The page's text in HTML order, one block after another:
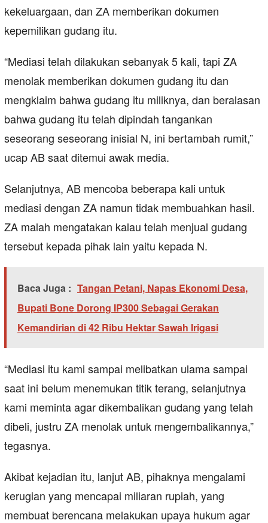
kekeluargaan, dan ZA memberikan dokumen
kepemilikan gudang itu.
“Mediasi telah dilakukan sebanyak 5 kali, tapi ZA
menolak memberikan dokumen gudang itu dan
mengklaim bahwa gudang itu miliknya, dan beralasan
bahwa gudang itu telah dipindah tangankan
seseorang seseorang inisial N, ini bertambah rumit,”
ucap AB saat ditemui awak media.
Selanjutnya, AB mencoba beberapa kali untuk
mediasi dengan ZA namun tidak membuahkan hasil.
ZA malah mengatakan kalau telah menjual gudang
tersebut kepada pihak lain yaitu kepada N.
Baca Juga : Tangan Petani, Napas Ekonomi Desa,
Bupati Bone Dorong IP300 Sebagai Gerakan
Kemandirian di 42 Ribu Hektar Sawah Irigasi
“Mediasi itu kami sampai melibatkan ulama sampai
saat ini belum menemukan titik terang, selanjutnya
kami meminta agar dikembalikan gudang yang telah
dibeli, justru ZA menolak untuk mengembalikannya,”
tegasnya.
Akibat kejadian itu, lanjut AB, pihaknya mengalami
kerugian yang mencapai miliaran rupiah, yang
membuat berencana melakukan upaya hukum agar